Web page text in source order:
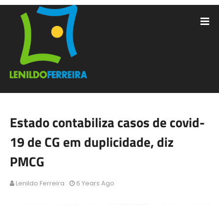
Estado contabiliza casos de covid-
19 de CG em duplicidade, diz
PMCG
Lenildo Ferreira 6 Years Ago